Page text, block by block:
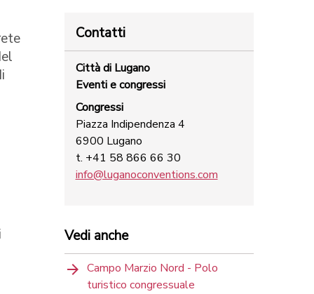
Contatti
Città di Lugano
Eventi e congressi
Congressi
Piazza Indipendenza 4
6900 Lugano
t. +41 58 866 66 30
info@luganoconventions.com
Vedi anche
Campo Marzio Nord - Polo
turistico congressuale